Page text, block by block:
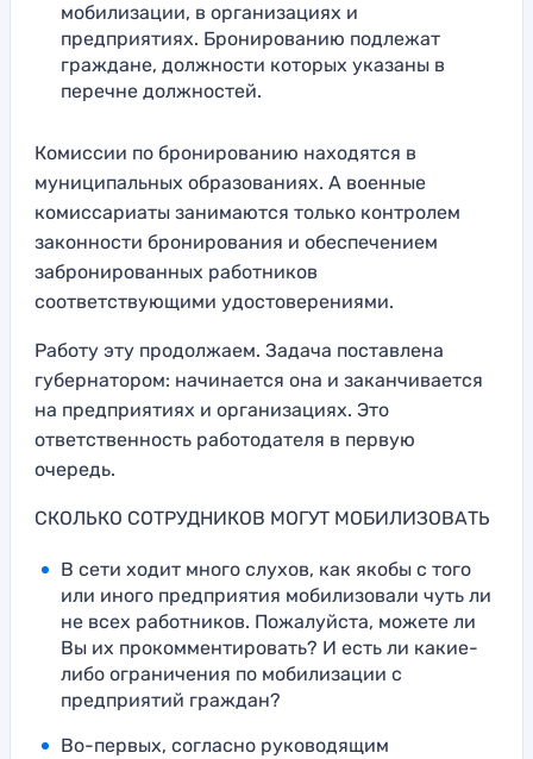
мобилизации, в организациях и
предприятиях. Бронированию подлежат
граждане, должности которых указаны в
перечне должностей.
Комиссии по бронированию находятся в
муниципальных образованиях. А военные
комиссариаты занимаются только контролем
законности бронирования и обеспечением
забронированных работников
соответствующими удостоверениями.
Работу эту продолжаем. Задача поставлена
губернатором: начинается она и заканчивается
на предприятиях и организациях. Это
ответственность работодателя в первую
очередь.
СКОЛЬКО СОТРУДНИКОВ МОГУТ МОБИЛИЗОВАТЬ
В сети ходит много слухов, как якобы с того
или иного предприятия мобилизовали чуть ли
не всех работников. Пожалуйста, можете ли
Вы их прокомментировать? И есть ли какие-
либо ограничения по мобилизации с
предприятий граждан?
Во-первых, согласно руководящим